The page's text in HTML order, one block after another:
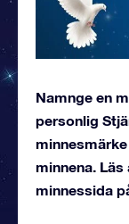
Namnge en
personlig
minnena.
minnessida